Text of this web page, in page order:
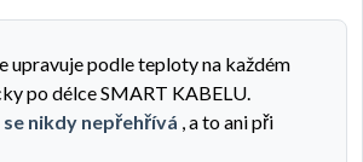
upravuje podle teploty na každém
po délce SMART KABELU.
se nikdy nepřehřívá , a to ani při